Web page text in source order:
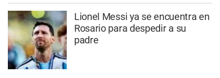
Lionel Messi ya se encuentra en
Rosario para despedir a su
padre